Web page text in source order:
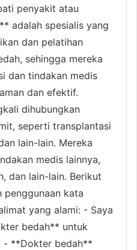
penyakit atau
adalah spesialis yang
dan pelatihan
sehingga mereka
dan tindakan medis
dan efektif.
dihubungkan
seperti transplantasi
lain-lain. Mereka
medis lainnya,
dan lain-lain. Berikut
penggunaan kata
yang alami: - Saya
bedah** untuk
- **Dokter bedah**